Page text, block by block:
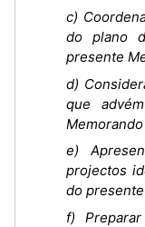
c)
do plano
presente
d)
que
e)
projectos
do
f)